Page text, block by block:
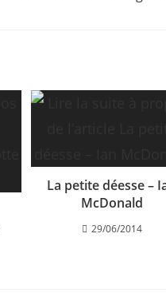
La petite déesse –
McDonald
29/06/2014